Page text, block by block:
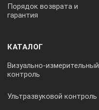
Порядок возврата и
гарантия
КАТАЛОГ
Визуально-измерительный
контроль
Ультразвуковой контроль